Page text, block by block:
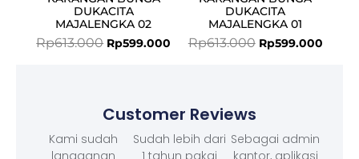
DUKACITA
MAJALENGKA 02
Rp613.000 Rp599.000
DUKACITA
MAJALENGKA 01
Rp613.000 Rp599.000
Customer Reviews
Kami sudah
langganan
Sudah lebih dari
1 tahun pakai
Sebagai admin
kantor, aplikasi